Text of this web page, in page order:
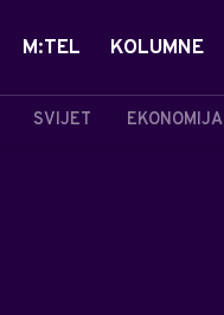
SVIJET EKONOMIJA
M:TEL KOLUMNE